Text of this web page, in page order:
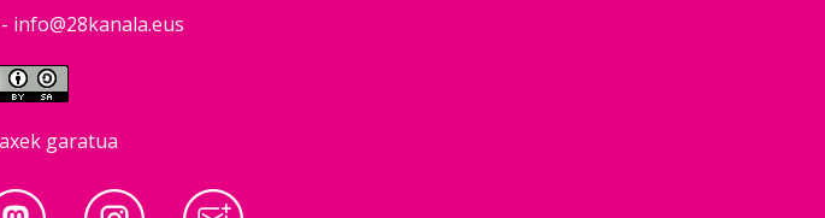
info@28kanala.eus
garatua